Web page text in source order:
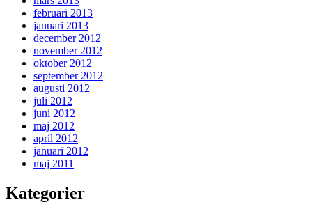
februari 2013
januari 2013
december 2012
november 2012
oktober 2012
september 2012
augusti 2012
juli 2012
juni 2012
maj 2012
april 2012
januari 2012
maj 2011
Kategorier